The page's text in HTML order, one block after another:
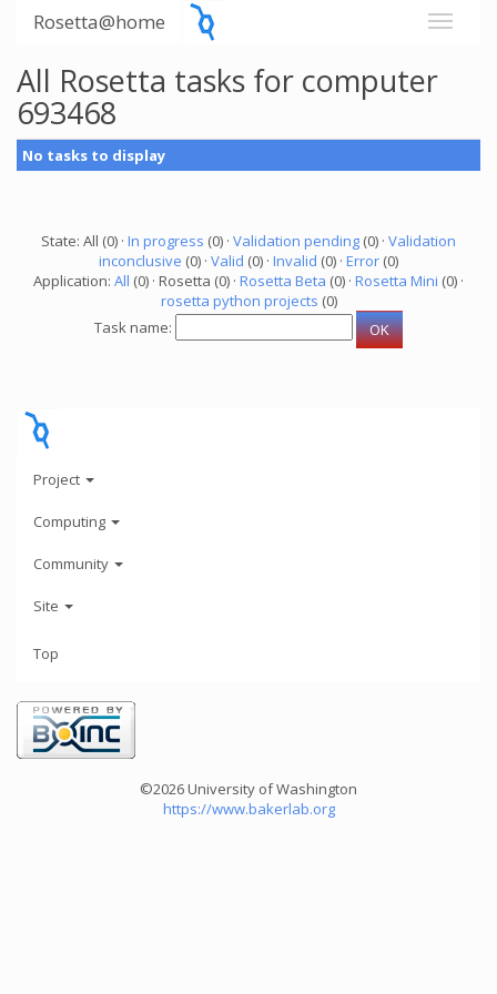
Rosetta@home
All Rosetta tasks for computer
693468
No tasks to display
State: All (0) · In progress (0) · Validation pending (0) · Validation
inconclusive (0) · Valid (0) · Invalid (0) · Error (0)
Application: All (0) · Rosetta (0) · Rosetta Beta (0) · Rosetta Mini (0) ·
rosetta python projects (0)
Task name:
Project
Computing
Community
Site
Top
©2026 University of Washington
https://www.bakerlab.org